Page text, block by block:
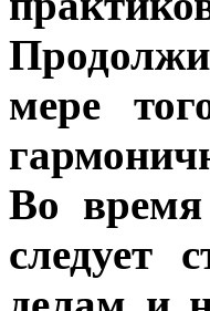
мере
Во
следует